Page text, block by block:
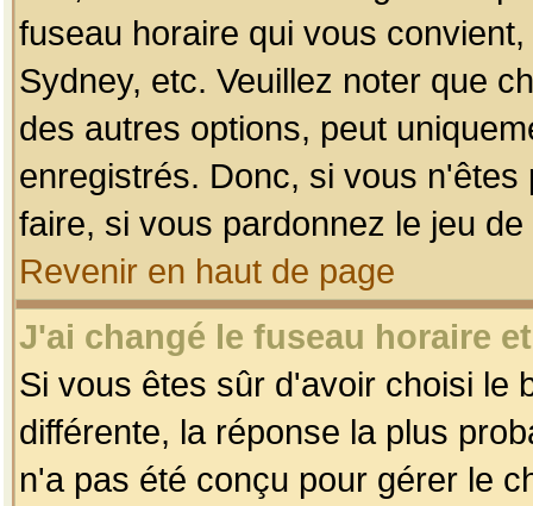
fuseau horaire qui vous
Sydney, etc. Veuillez noter que
des autres options, peut
enregistrés. Donc, si vous
faire, si vous pardonnez le jeu
Revenir en haut de page
J'ai changé le fuseau horaire
Si vous êtes sûr d'avoir choisi le
différente, la réponse la plus
n'a pas été conçu pour gérer le